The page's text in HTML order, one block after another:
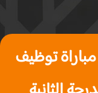
توظيف